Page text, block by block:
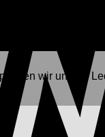
wir unsere